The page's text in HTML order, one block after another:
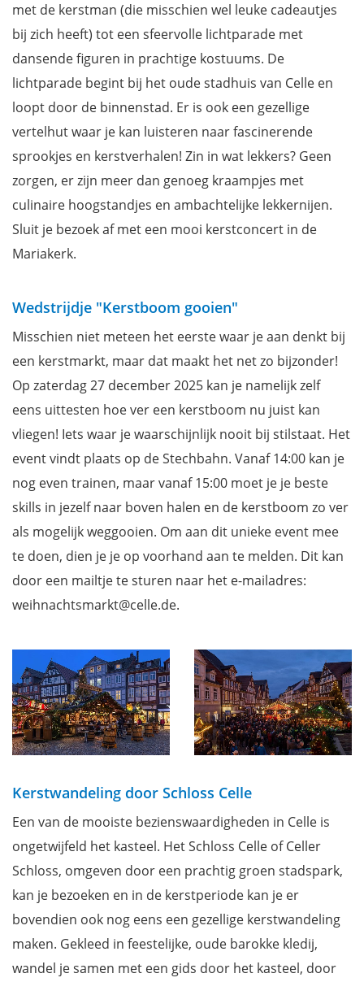
met de kerstman (die misschien wel leuke cadeautjes
bij zich heeft) tot een sfeervolle lichtparade met
dansende figuren in prachtige kostuums. De
lichtparade begint bij het oude stadhuis van Celle en
loopt door de binnenstad. Er is ook een gezellige
vertelhut waar je kan luisteren naar fascinerende
sprookjes en kerstverhalen! Zin in wat lekkers? Geen
zorgen, er zijn meer dan genoeg kraampjes met
culinaire hoogstandjes en ambachtelijke lekkernijen.
Sluit je bezoek af met een mooi kerstconcert in de
Mariakerk.
Wedstrijdje "Kerstboom gooien"
Misschien niet meteen het eerste waar je aan denkt bij
een kerstmarkt, maar dat maakt het net zo bijzonder!
Op zaterdag 27 december 2025 kan je namelijk zelf
eens uittesten hoe ver een kerstboom nu juist kan
vliegen! Iets waar je waarschijnlijk nooit bij stilstaat. Het
event vindt plaats op de Stechbahn. Vanaf 14:00 kan je
nog even trainen, maar vanaf 15:00 moet je je beste
skills in jezelf naar boven halen en de kerstboom zo ver
als mogelijk weggooien. Om aan dit unieke event mee
te doen, dien je je op voorhand aan te melden. Dit kan
door een mailtje te sturen naar het e-mailadres:
weihnachtsmarkt@celle.de.
Kerstwandeling door Schloss Celle
Een van de mooiste bezienswaardigheden in Celle is
ongetwijfeld het kasteel. Het Schloss Celle of Celler
Schloss, omgeven door een prachtig groen stadspark,
kan je bezoeken en in de kerstperiode kan je er
bovendien ook nog eens een gezellige kerstwandeling
maken. Gekleed in feestelijke, oude barokke kledij,
wandel je samen met een gids door het kasteel, door